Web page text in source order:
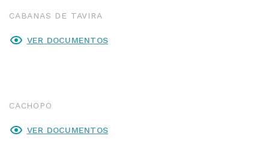
CABANAS DE TAVIRA
VER DOCUMENTOS
CACHOPO
VER DOCUMENTOS